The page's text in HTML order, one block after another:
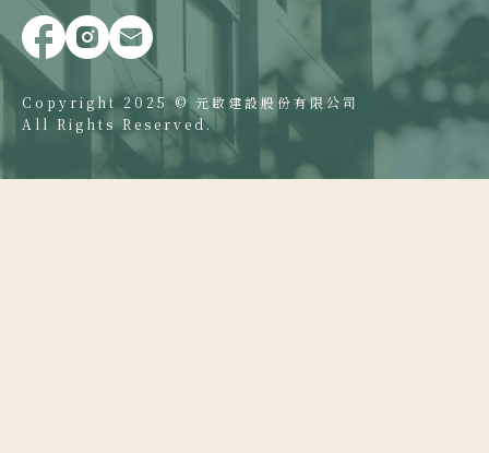
Copyright 2025 © 元啟建設股份有限公司
All Rights Reserved.